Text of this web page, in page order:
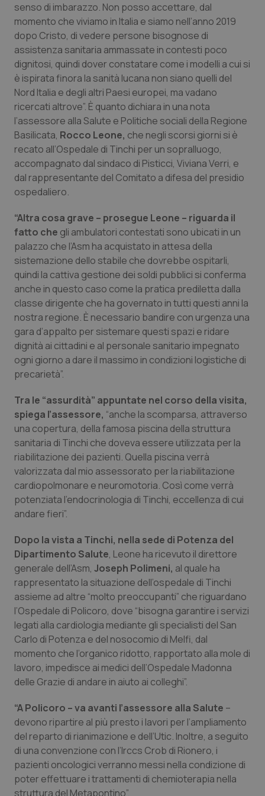
Calabria
Campania
Emilia-Romagna
Friuli Venezia Giulia
Lazio
Liguria
Lombardia
Marche
Molise
Piemonte
Provincia Autonoma di Bolzano
Provincia Autonoma di Trento
Puglia
Sardegna
Sicilia
Toscana
Umbria
Valle D’Aosta
Veneto
Asma & BPCO
Car-T
Colesterolo & coronaropatie
Dermatite Atopica
Diabete & glucometri
Disturbi dell’umore
Dolore
Donna & Salute
Epatiti
HIV
Infezioni & Febbre
Ipertensione & Scompenso
Malattie rare
Malattia di Crohn & Rettocolite Ulcerosa
Neuroscienze & patologie neurodegenerative
Obesità
Oftalmologia
Oncodermatologia
Oncoematologia
Oncologia & Nutrizione
Psoriasi & pelle
Quotidiano Cardiologia
Quotidiano Chirurgia
Quotidiano Oncologia
Quotidiano Pediatria
Rene & patologie urogenitali
senso di imbarazzo. Non posso accettare, dal
momento che viviamo in Italia e siamo nell’anno 2019
dopo Cristo, di vedere persone bisognose di
assistenza sanitaria ammassate in contesti poco
dignitosi, quindi dover constatare come i modelli a cui si
è ispirata finora la sanità lucana non siano quelli del
Nord Italia e degli altri Paesi europei, ma vadano
ricercati altrove”. È quanto dichiara in una nota
l’assessore alla Salute e Politiche sociali della Regione
Basilicata, Rocco Leone, che negli scorsi giorni si è
recato all’Ospedale di Tinchi per un sopralluogo,
accompagnato dal sindaco di Pisticci, Viviana Verri, e
dal rappresentante del Comitato a difesa del presidio
ospedaliero.
“Altra cosa grave – prosegue Leone – riguarda il
fatto che gli ambulatori contestati sono ubicati in un
palazzo che l’Asm ha acquistato in attesa della
sistemazione dello stabile che dovrebbe ospitarli,
quindi la cattiva gestione dei soldi pubblici si conferma
anche in questo caso come la pratica prediletta dalla
classe dirigente che ha governato in tutti questi anni la
nostra regione. È necessario bandire con urgenza una
gara d’appalto per sistemare questi spazi e ridare
dignità ai cittadini e al personale sanitario impegnato
ogni giorno a dare il massimo in condizioni logistiche di
precarietà”.
Tra le “assurdità” appuntate nel corso della visita,
spiega l’assessore, “anche la scomparsa, attraverso
una copertura, della famosa piscina della struttura
sanitaria di Tinchi che doveva essere utilizzata per la
riabilitazione dei pazienti. Quella piscina verrà
valorizzata dal mio assessorato per la riabilitazione
cardiopolmonare e neuromotoria. Così come verrà
potenziata l’endocrinologia di Tinchi, eccellenza di cui
andare fieri”.
Dopo la vista a Tinchi, nella sede di Potenza del
Dipartimento Salute, Leone ha ricevuto il direttore
generale dell’Asm, Joseph Polimeni, al quale ha
rappresentato la situazione dell’ospedale di Tinchi
assieme ad altre “molto preoccupanti” che riguardano
l’Ospedale di Policoro, dove “bisogna garantire i servizi
legati alla cardiologia mediante gli specialisti del San
Carlo di Potenza e del nosocomio di Melfi, dal
momento che l’organico ridotto, rapportato alla mole di
lavoro, impedisce ai medici dell’Ospedale Madonna
delle Grazie di andare in aiuto ai colleghi”.
“A Policoro – va avanti l’assessore alla Salute –
devono ripartire al più presto i lavori per l’ampliamento
del reparto di rianimazione e dell’Utic. Inoltre, a seguito
di una convenzione con l’Irccs Crob di Rionero, i
pazienti oncologici verranno messi nella condizione di
poter effettuare i trattamenti di chemioterapia nella
struttura del Metapontino”.